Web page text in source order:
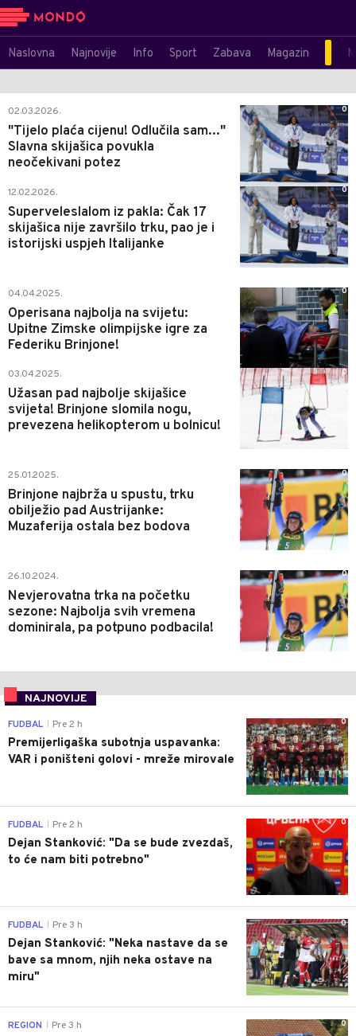
Naslovna Najnovije Info Sport Zabava Magazin
02.03.2026.
"Tijelo plaća cijenu! Odlučila sam..."
Slavna skijašica povukla
neočekivani potez
0
12.02.2026.
Superveleslalom iz pakla: Čak 17
skijašica nije završilo trku, pao je i
istorijski uspjeh Italijanke
0
04.04.2025.
Operisana najbolja na svijetu:
Upitne Zimske olimpijske igre za
Federiku Brinjone!
0
03.04.2025.
Užasan pad najbolje skijašice
svijeta! Brinjone slomila nogu,
prevezena helikopterom u bolnicu!
0
25.01.2025.
Brinjone najbrža u spustu, trku
obilježio pad Austrijanke:
Muzaferija ostala bez bodova
0
26.10.2024.
Nevjerovatna trka na početku
sezone: Najbolja svih vremena
dominirala, pa potpuno podbacila!
0
NAJNOVIJE
0
FUDBAL Pre 2 h
Premijerligaška subotnja uspavanka:
VAR i poništeni golovi - mreže mirovale
0
FUDBAL Pre 2 h
Dejan Stanković: "Da se bude zvezdaš,
to će nam biti potrebno"
0
FUDBAL Pre 3 h
Dejan Stanković: "Neka nastave da se
bave sa mnom, njih neka ostave na
miru"
0
REGION Pre 3 h